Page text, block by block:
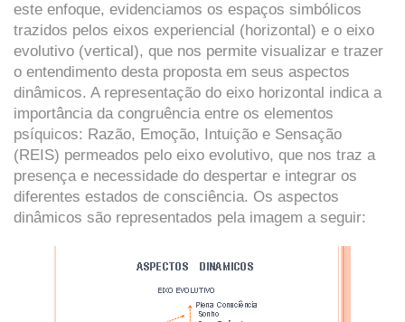
este enfoque, evidenciamos os espaços simbólicos
trazidos pelos eixos experiencial (horizontal) e o eixo
evolutivo (vertical), que nos permite visualizar e trazer
o entendimento desta proposta em seus aspectos
dinâmicos. A representação do eixo horizontal indica a
importância da congruência entre os elementos
psíquicos: Razão, Emoção, Intuição e Sensação
(REIS) permeados pelo eixo evolutivo, que nos traz a
presença e necessidade do despertar e integrar os
diferentes estados de consciência. Os aspectos
dinâmicos são representados pela imagem a seguir: